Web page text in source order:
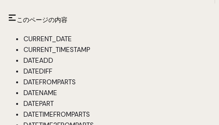
このページの内容
CURRENT_DATE
CURRENT_TIMESTAMP
DATEADD
DATEDIFF
DATEFROMPARTS
DATENAME
DATEPART
DATETIMEFROMPARTS